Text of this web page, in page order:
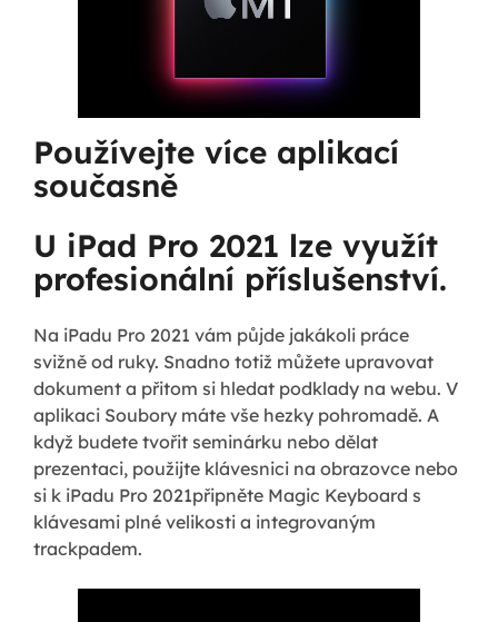
Používejte více aplikací
současně
U iPad Pro 2021 lze využít
profesionální příslušenství.
Na iPadu Pro 2021 vám půjde jakákoli práce
svižně od ruky. Snadno totiž můžete upravovat
dokument a přitom si hledat podklady na webu. V
aplikaci Soubory máte vše hezky pohromadě. A
když budete tvořit seminárku nebo dělat
prezentaci, použijte klávesnici na obrazovce nebo
si k iPadu Pro 2021připněte Magic Keyboard s
klávesami plné velikosti a integrovaným
trackpadem.